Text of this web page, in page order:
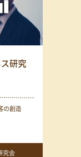
研究
の創造
究会